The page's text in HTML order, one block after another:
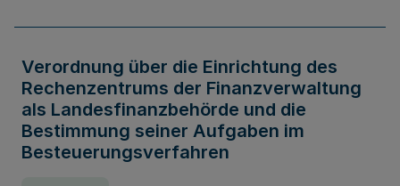
Verordnung über die Einrichtung des
Rechenzentrums der Finanzverwaltung
als Landesfinanzbehörde und die
Bestimmung seiner Aufgaben im
Besteuerungsverfahren